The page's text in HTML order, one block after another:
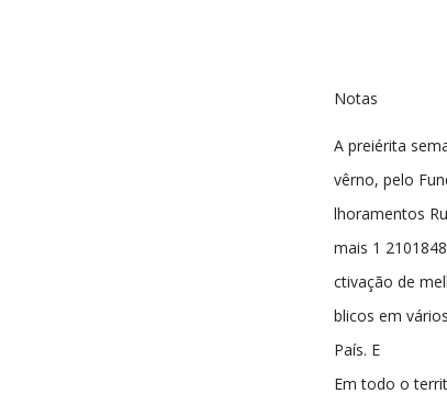
Notas
A preiérita
vêrno, pelo
lhoramentos
mais 1
ctivação de
blicos em
País. E
Em todo o